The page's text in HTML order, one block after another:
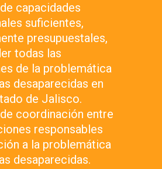
capacidades
suficientes,
presupuestales,
todas las
de la problemática
desaparecidas en
de Jalisco.
coordinación entre
responsables
a la problemática
desaparecidas.